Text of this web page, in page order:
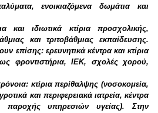
ενοικιαζόμενα δωμάτια και
και ιδιωτικά κτίρια προσχολικής,
και τριτοβάθμιας εκπαίδευσης.
επίσης: ερευνητικά κέντρα και κτίρια
φροντιστήρια, ΙΕΚ, σχολές χορού,
κτίρια περίθαλψης (νοσοκομεία,
και περιφερειακά ιατρεία, κέντρα
παροχής υπηρεσιών υγείας). Στην